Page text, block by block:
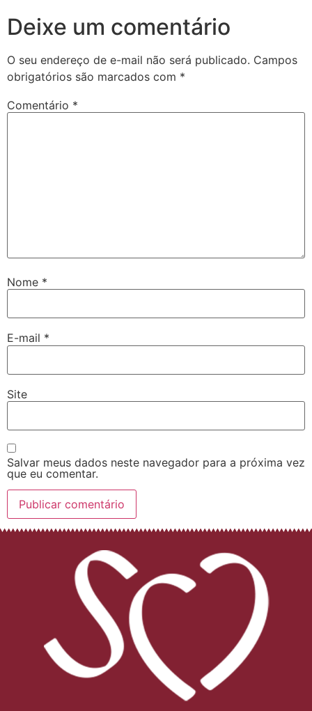
Deixe um comentário
O seu endereço de e-mail não será publicado. Campos
obrigatórios são marcados com *
Comentário *
Nome *
E-mail *
Site
Salvar meus dados neste navegador para a próxima vez
que eu comentar.